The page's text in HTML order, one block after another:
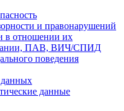
и правонарушений
в отношении их
ПАВ, ВИЧ/СПИД
поведения
данные